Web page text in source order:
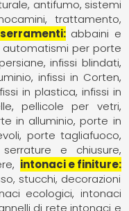
antifumo sistemi
trattamento,
abbaini e
automatismi per porte
infissi blindati
infissi in Corten
in plastica infissi in
pellicole per vetri
in alluminio porte in
porte tagliafuoco
serrature e chiusure
intonaci e finiture
stucchi, decorazioni
ecologici intonaci
di rete intonaci e